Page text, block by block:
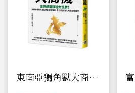
東南亞獨角獸大商